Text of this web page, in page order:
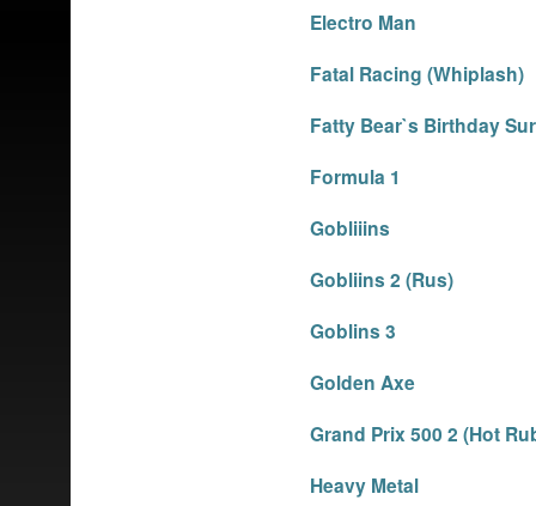
Electro Man
Fatal Racing (Whiplash)
Fatty Bear`s Birthday
Formula 1
Gobliiins
Gobliins 2 (Rus)
Goblins 3
Golden Axe
Grand Prix 500 2 (Hot
Heavy Metal